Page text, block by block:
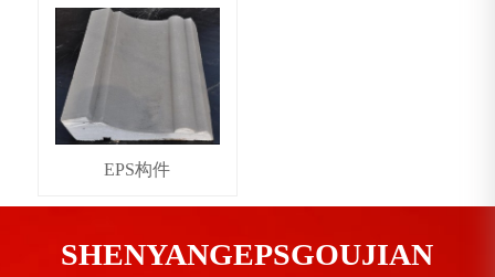
EPS构件
SHENYANGEPSGOUJIAN